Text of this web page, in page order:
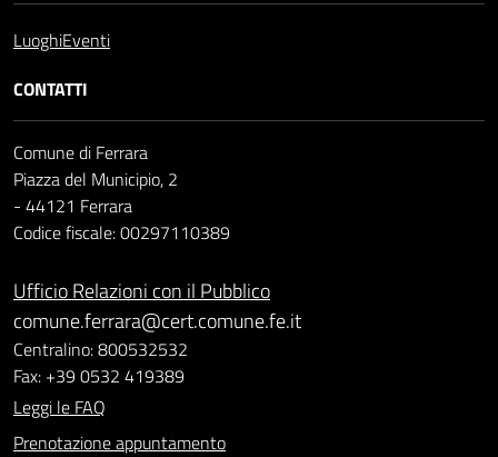
LuoghiEventi
CONTATTI
Comune di Ferrara
Piazza del Municipio, 2
- 44121 Ferrara
Codice fiscale: 00297110389
Ufficio Relazioni con il Pubblico
comune.ferrara@cert.comune.fe.it
Centralino: 800532532
Fax: +39 0532 419389
Leggi le FAQ
Prenotazione appuntamento